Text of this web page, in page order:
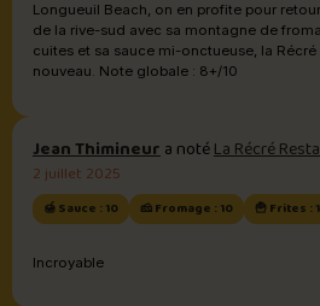
Longueuil Beach, on en profite pour
de la rive-sud avec sa montagne de
cuites et sa sauce mi-onctueuse, la
nouveau. Note globale : 8+/10
Jean Thimineura notéLa Récré
2 juillet 2025
🍯 Sauce : 10 🧀 Fromage : 10 🍟 Frites :
Incroyable